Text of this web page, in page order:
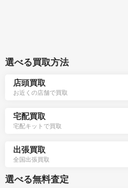
選べる買取方法
店頭買取
お近くの店舗で買取
宅配買取
宅配キットで買取
出張買取
全国出張買取
選べる無料査定